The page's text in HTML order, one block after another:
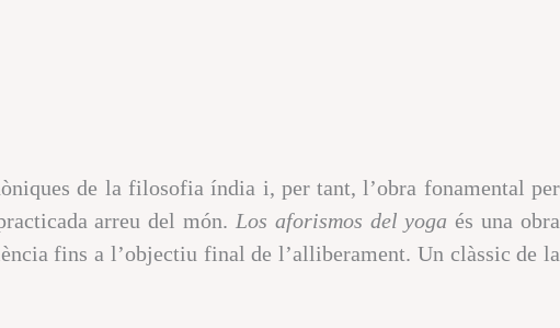
de la filosofia índia i, per tant, l’obra fonamental per
arreu del món. Los aforismos del yoga és una obra
fins a l’objectiu final de l’alliberament. Un clàssic de la